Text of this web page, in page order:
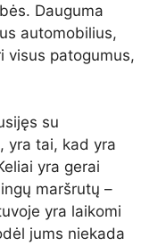
Dauguma
automobilius,
visus patogumus,
su
yra tai, kad yra
yra gerai
maršrutų –
yra laikomi
jums niekada